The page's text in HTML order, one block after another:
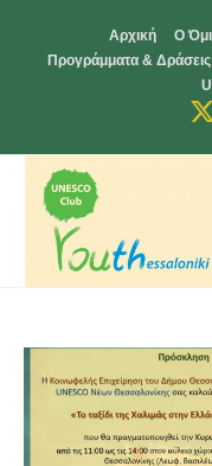
content
Αρχική Ο
Προγράμματα & Δράσεις